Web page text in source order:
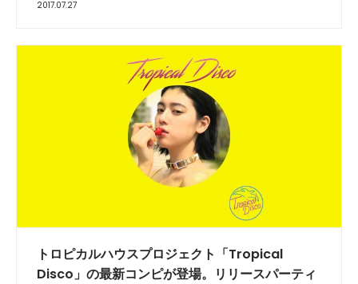
2017.07.27
トロピカルハウスプロジェクト「Tropical
Disco」の最新コンピが登場。リリースパーティ